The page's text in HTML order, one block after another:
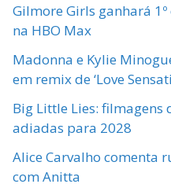
Gilmore Girls ganhará
na HBO Max
Madonna e Kylie
em remix de ‘Love
Big Little Lies: filmagens
adiadas para 2028
Alice Carvalho comenta
com Anitta